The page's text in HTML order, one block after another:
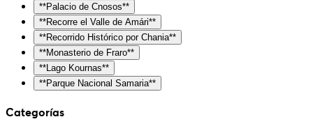
**Palacio de Cnosos**
**Recorre el Valle de Amári**
**Recorrido Histórico por Chania**
**Monasterio de Fraro**
**Lago Kournas**
**Parque Nacional Samaria**
Categorías